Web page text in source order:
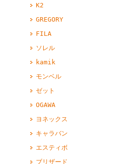
K2
GREGORY
FILA
ソレル
kamik
モンベル
ゼット
OGAWA
ヨネックス
キャラバン
エスティボ
ブリザード